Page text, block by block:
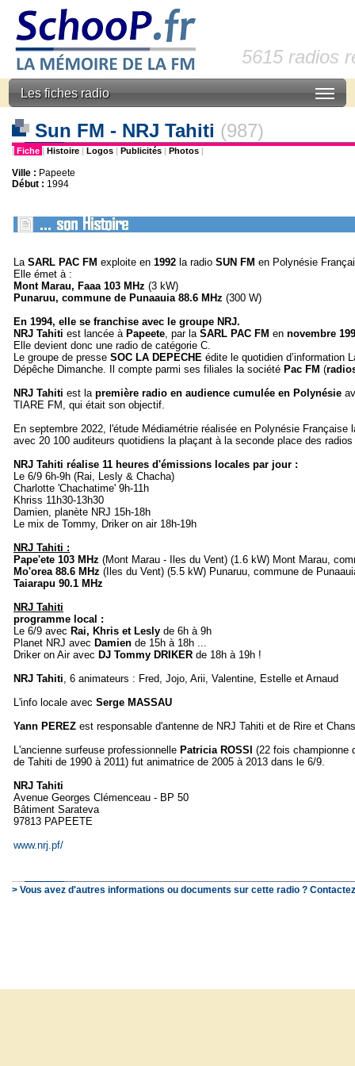
5615 radios
Les fiches radio
Sun FM - NRJ Tahiti (987)
| Fiche | Histoire | Logos | Publicités | Photos |
Ville : Papeete
Début : 1994
LaSARL PAC FM exploite en 1992 la radio SUN FM en Polynésie
Elle émet à :
Mont Marau, Faaa 103 MHz (3 kW)
Punaruu, commune de Punaauia 88.6 MHz (300 W)
En 1994, elle se franchise avec le groupe NRJ.
NRJ Tahiti est lancée àPapeete, par laSARL PAC FM en novembre
Elle devient donc une radio de catégorie C.
Le groupe de presse SOC LA DEPECHE édite le quotidien d’information
Dépêche Dimanche. Il compte parmi ses filiales la société Pac FM (
NRJ Tahiti est lapremière radio en audience cumulée en Polynésie
TIARE FM, qui était son objectif.
En septembre 2022, l'étude Médiamétrie réalisée en Polynésie Française
avec 20 100 auditeurs quotidiens la plaçant à la seconde place des
NRJ Tahiti réalise 11 heures d'émissions locales par jour :
Le 6/9 6h-9h (Rai, Lesly & Chacha)
Charlotte 'Chachatime' 9h-11h
Khriss 11h30-13h30
Damien, planète NRJ 15h-18h
Le mix de Tommy, Driker on air 18h-19h
NRJ Tahiti :
Pape'ete 103 MHz (Mont Marau - Iles du Vent) (1.6 kW) Mont Marau,
Mo'orea 88.6 MHz (Iles du Vent) (5.5 kW) Punaruu, commune de
Taiarapu 90.1 MHz
NRJ Tahiti
programme local :
Le 6/9 avec Rai, Khris et Lesly de 6h à 9h
Planet NRJ avec Damien de 15h à 18h ...
Driker on Air avec DJ Tommy DRIKER de 18h à 19h !
NRJ Tahiti, 6 animateurs : Fred, Jojo, Arii, Valentine, Estelle et Arnaud
L'info locale avec Serge MASSAU
Yann PEREZ est responsable d'antenne de NRJ Tahiti et de Rire et
L'ancienne surfeuse professionnelle Patricia ROSSI (22 fois championne
de Tahiti de 1990 à 2011) fut animatrice de 2005 à 2013 dans le 6/9.
NRJ Tahiti
Avenue Georges Clémenceau - BP 50
Bâtiment Sarateva
97813 PAPEETE
www.nrj.pf/
> Vous avez d'autres informations ou documents sur cette radio ?